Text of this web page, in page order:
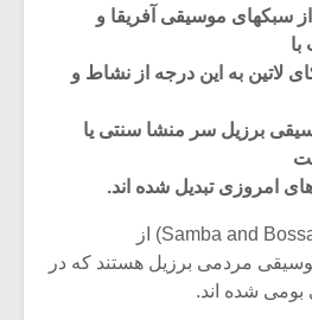
سبکهای موسیقی آفریقا و
لاتین به این درجه از نشاط و
برزیل سر منشا سنتی یا
امروزی تبدیل شده اند.
سامبا و بوسانوا (Samba and Bossa Nov) از
مردمی برزیل هستند که در
بومی شده اند.